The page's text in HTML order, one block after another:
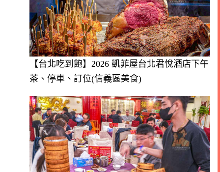
【台北吃到飽】2026 凱菲屋台北君悅酒店下午
茶、停車、訂位(信義區美食)